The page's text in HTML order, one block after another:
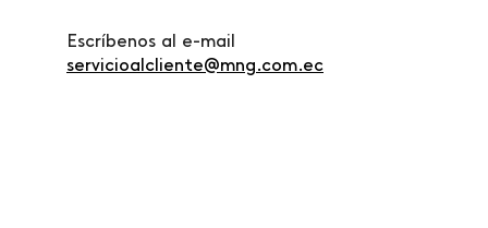
Escríbenos al e-mail
servicioalcliente@mng.com.ec